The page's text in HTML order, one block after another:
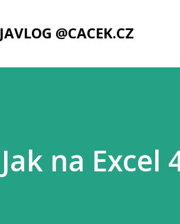
JAVLOG @CACEK.CZ
Jak na Excel